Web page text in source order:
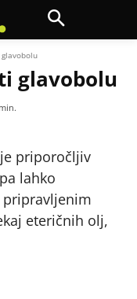
glavobolu
min.
priporočljiv
lahko
eteričnih olj,